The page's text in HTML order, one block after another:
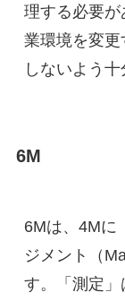
理する必要
業環境を変
しないよう十
6M
6Mは、4Mに
ジメント（
す。「測定